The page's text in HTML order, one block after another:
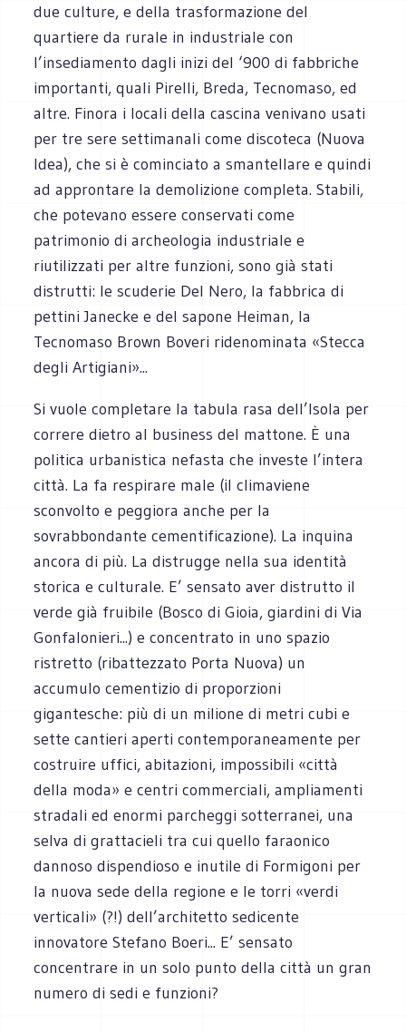
due culture, e della trasformazione del
quartiere da rurale in industriale con
l’insediamento dagli inizi del ‘900 di fabbriche
importanti, quali Pirelli, Breda, Tecnomaso, ed
altre. Finora i locali della cascina venivano usati
per tre sere settimanali come discoteca (Nuova
Idea), che si è cominciato a smantellare e quindi
ad approntare la demolizione completa. Stabili,
che potevano essere conservati come
patrimonio di archeologia industriale e
riutilizzati per altre funzioni, sono già stati
distrutti: le scuderie Del Nero, la fabbrica di
pettini Janecke e del sapone Heiman, la
Tecnomaso Brown Boveri ridenominata «Stecca
degli Artigiani»...
Si vuole completare la tabula rasa dell’Isola per
correre dietro al business del mattone. È una
politica urbanistica nefasta che investe l’intera
città. La fa respirare male (il climaviene
sconvolto e peggiora anche per la
sovrabbondante cementificazione). La inquina
ancora di più. La distrugge nella sua identità
storica e culturale. E’ sensato aver distrutto il
verde già fruibile (Bosco di Gioia, giardini di Via
Gonfalonieri...) e concentrato in uno spazio
ristretto (ribattezzato Porta Nuova) un
accumulo cementizio di proporzioni
gigantesche: più di un milione di metri cubi e
sette cantieri aperti contemporaneamente per
costruire uffici, abitazioni, impossibili «città
della moda» e centri commerciali, ampliamenti
stradali ed enormi parcheggi sotterranei, una
selva di grattacieli tra cui quello faraonico
dannoso dispendioso e inutile di Formigoni per
la nuova sede della regione e le torri «verdi
verticali» (?!) dell’architetto sedicente
innovatore Stefano Boeri... E’ sensato
concentrare in un solo punto della città un gran
numero di sedi e funzioni?